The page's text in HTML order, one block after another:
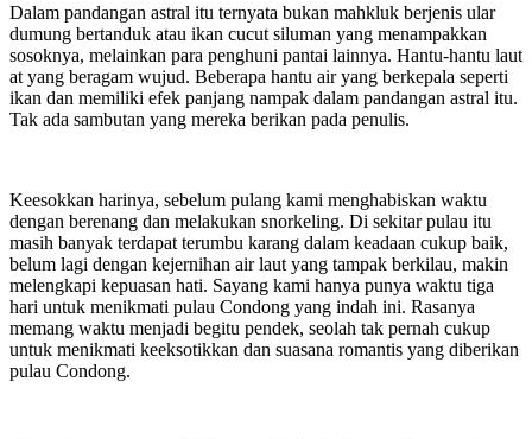
Dalam pandangan astral itu ternyata bukan mahkluk berjenis ular
dumung bertanduk atau ikan cucut siluman yang menampakkan
sosoknya, melainkan para penghuni pantai lainnya. Hantu-hantu laut
at yang beragam wujud. Beberapa hantu air yang berkepala seperti
ikan dan memiliki efek panjang nampak dalam pandangan astral itu.
Tak ada sambutan yang mereka berikan pada penulis.
Keesokkan harinya, sebelum pulang kami menghabiskan waktu
dengan berenang dan melakukan snorkeling. Di sekitar pulau itu
masih banyak terdapat terumbu karang dalam keadaan cukup baik,
belum lagi dengan kejernihan air laut yang tampak berkilau, makin
melengkapi kepuasan hati. Sayang kami hanya punya waktu tiga
hari untuk menikmati pulau Condong yang indah ini. Rasanya
memang waktu menjadi begitu pendek, seolah tak pernah cukup
untuk menikmati keeksotikkan dan suasana romantis yang diberikan
pulau Condong.